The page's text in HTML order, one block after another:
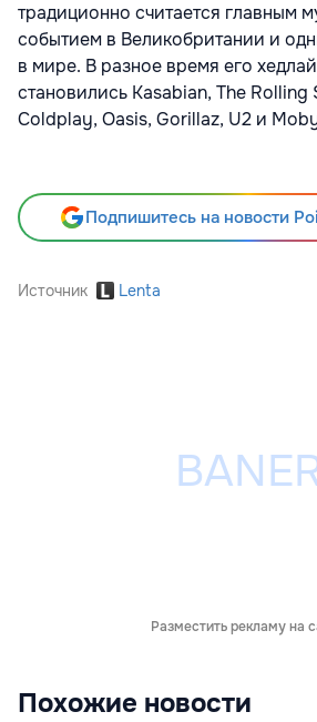
традиционно считается главным
событием в Великобритании и
в мире. В разное время его
становились Kasabian, The Rolling
Coldplay, Oasis, Gorillaz, U2 и
Подпишитесь на новости
Источник Lenta
Разместить рекламу на
Похожие новости